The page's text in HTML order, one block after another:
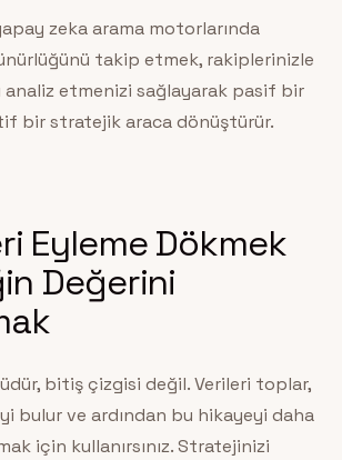
zeka arama motorlarında
takip etmek, rakiplerinizle
analiz etmenizi sağlayarak pasif bir
bir stratejik araca dönüştürür.
Eyleme Dökmek
Değerini
bitiş çizgisi değil. Verileri toplar,
bulur ve ardından bu hikayeyi daha
için kullanırsınız. Stratejinizi